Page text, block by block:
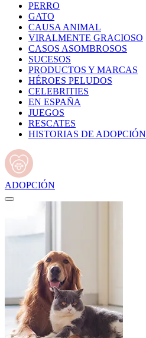
PERRO
GATO
CAUSA ANIMAL
VIRALMENTE GRACIOSO
CASOS ASOMBROSOS
SUCESOS
PRODUCTOS Y MARCAS
HÉROES PELUDOS
CELEBRITIES
EN ESPAÑA
JUEGOS
RESCATES
HISTORIAS DE ADOPCIÓN
ADOPCIÓN